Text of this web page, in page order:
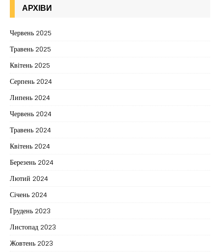
АРХІВИ
Червень 2025
Травень 2025
Квітень 2025
Серпень 2024
Липень 2024
Червень 2024
Травень 2024
Квітень 2024
Березень 2024
Лютий 2024
Січень 2024
Грудень 2023
Листопад 2023
Жовтень 2023